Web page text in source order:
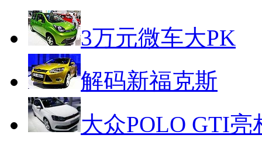
3万元微车大PK
解码新福克斯
大众POLO GTI亮